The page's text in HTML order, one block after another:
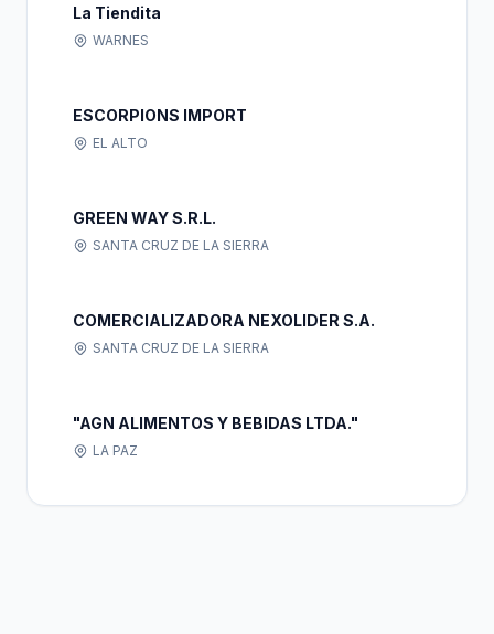
La Tiendita
WARNES
ESCORPIONS IMPORT
EL ALTO
GREEN WAY S.R.L.
SANTA CRUZ DE LA SIERRA
COMERCIALIZADORA NEXOLIDER S.A.
SANTA CRUZ DE LA SIERRA
"AGN ALIMENTOS Y BEBIDAS LTDA."
LA PAZ